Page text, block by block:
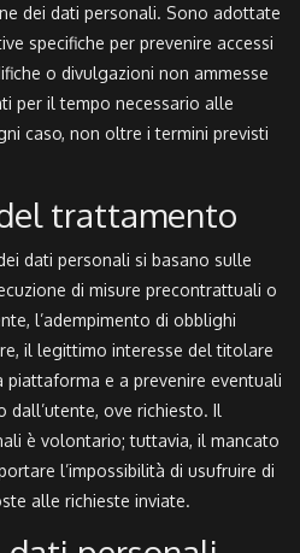
dei dati personali. Sono adottate
specifiche per prevenire accessi
o divulgazioni non ammesse
per il tempo necessario alle
caso, non oltre i termini previsti
trattamento
dati personali si basano sulle
di misure precontrattuali o
l’adempimento di obblighi
il legittimo interesse del titolare
piattaforma e a prevenire eventuali
dall’utente, ove richiesto. Il
è volontario; tuttavia, il mancato
l’impossibilità di usufruire di
alle richieste inviate.